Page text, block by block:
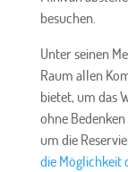
besuchen.
Unter seinen
Raum allen
bietet, um das
ohne
um die
die Möglichkeit